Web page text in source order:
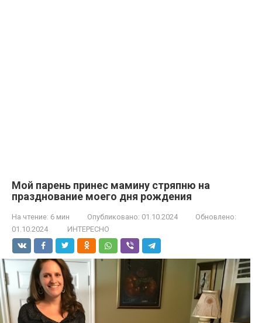
Мой парень принес мамину стряпню на
празднование моего дня рождения
На чтение: 6 мин Опубликовано: 01.10.2024
Обновлено:
01.10.2024
ИНТЕРЕСНО